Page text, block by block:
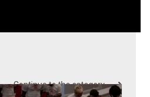
Continue to the category